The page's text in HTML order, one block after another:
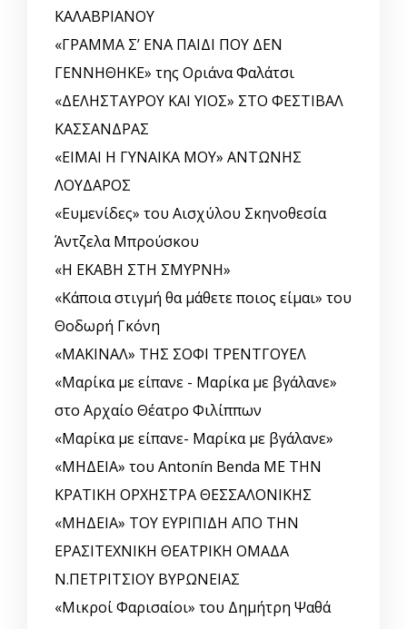
ΚΑΛΑΒΡΙΑΝΟΥ
«ΓΡΑΜΜΑ Σ’ ΕΝΑ ΠΑΙΔΙ ΠΟΥ ΔΕΝ
ΓΕΝΝΗΘΗΚΕ» της Οριάνα Φαλάτσι
«ΔΕΛΗΣΤΑΥΡΟΥ ΚΑΙ ΥΙΟΣ» ΣΤΟ ΦΕΣΤΙΒΑΛ
ΚΑΣΣΑΝΔΡΑΣ
«ΕΙΜΑΙ Η ΓΥΝΑΙΚΑ ΜΟΥ» ΑΝΤΩΝΗΣ
ΛΟΥΔΑΡΟΣ
«Ευμενίδες» του Αισχύλου Σκηνοθεσία
Άντζελα Μπρούσκου
«Η ΕΚΑΒΗ ΣΤΗ ΣΜΥΡΝΗ»
«Κάποια στιγμή θα μάθετε ποιος είμαι» του
Θοδωρή Γκόνη
«ΜΑΚΙΝΑΛ» ΤΗΣ ΣΟΦΙ ΤΡΕΝΤΓΟΥΕΛ
«Μαρίκα με είπανε - Μαρίκα με βγάλανε»
στο Αρχαίο Θέατρο Φιλίππων
«Μαρίκα με είπανε- Μαρίκα με βγάλανε»
«ΜΗΔΕΙΑ» του Antonín Benda ΜΕ ΤΗΝ
ΚΡΑΤΙΚΗ ΟΡΧΗΣΤΡΑ ΘΕΣΣΑΛΟΝΙΚΗΣ
«ΜΗΔΕΙΑ» ΤΟΥ ΕΥΡΙΠΙΔΗ ΑΠΟ ΤΗΝ
ΕΡΑΣΙΤΕΧΝΙΚΗ ΘΕΑΤΡΙΚΗ ΟΜΑΔΑ
Ν.ΠΕΤΡΙΤΣΙΟΥ ΒΥΡΩΝΕΙΑΣ
«Μικροί Φαρισαίοι» του Δημήτρη Ψαθά